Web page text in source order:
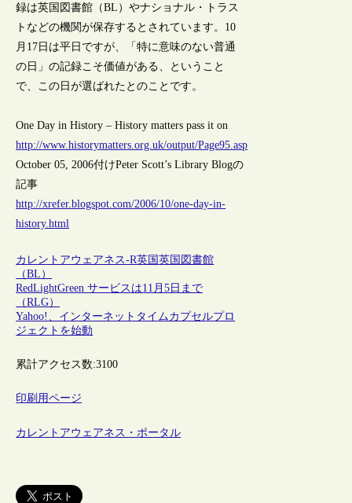
録は英国図書館（BL）やナショナル・トラス
トなどの機関が保存するとされています。10
月17日は平日ですが、「特に意味のない普通
の日」の記録こそ価値がある、ということ
で、この日が選ばれたとのことです。
One Day in History – History matters pass it on
http://www.historymatters.org.uk/output/Page95.asp
October 05, 2006付けPeter Scott’s Library Blogの
記事
http://xrefer.blogspot.com/2006/10/one-day-in-
history.html
カレントアウェアネス-R英国英国図書館
（BL）
RedLightGreen サービスは11月5日まで
（RLG）
Yahoo!、インターネットタイムカプセルプロ
ジェクトを始動
累計アクセス数:3100
印刷用ページ
カレントアウェアネス・ポータル